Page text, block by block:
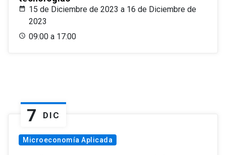
15 de Diciembre de 2023 a 16 de Diciembre de
2023
09:00 a 17:00
7 DIC
Microeconomía Aplicada